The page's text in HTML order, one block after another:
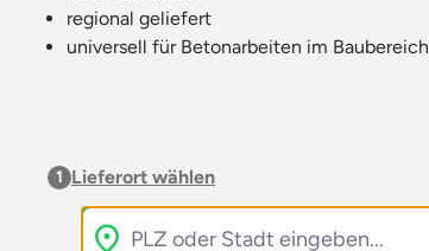
regional geliefert
universell für Betonarbeiten im Baubereich
1 Lieferort wählen